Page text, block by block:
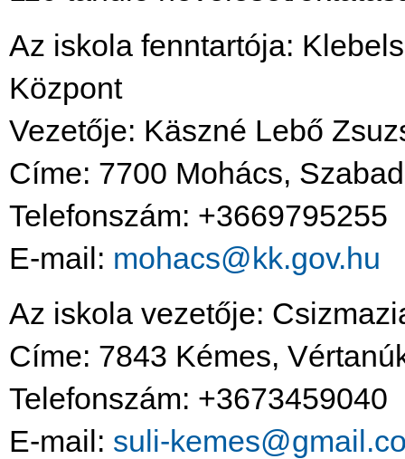
Az iskola fenntartója:
Központ
Vezetője: Käszné Lebő
Címe: 7700 Mohács,
Telefonszám: +3669795255
E-mail: mohacs@kk.gov.hu
Az iskola vezetője:
Címe: 7843 Kémes,
Telefonszám: +3673459040
E-mail: suli-